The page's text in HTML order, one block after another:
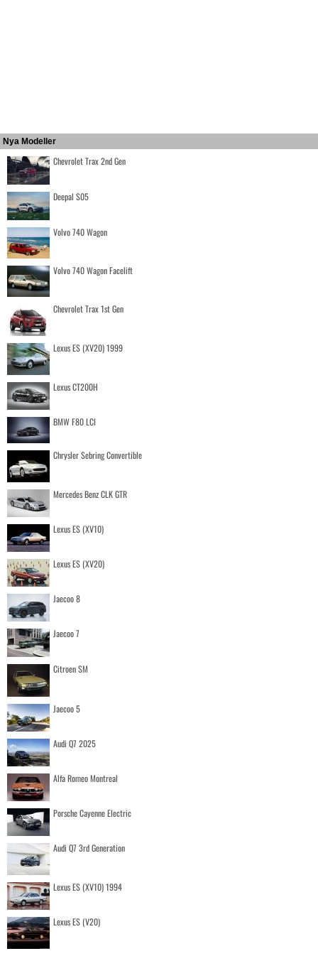
Nya Modeller
Chevrolet Trax 2nd Gen
Deepal S05
Volvo 740 Wagon
Volvo 740 Wagon Facelift
Chevrolet Trax 1st Gen
Lexus ES (XV20) 1999
Lexus CT200H
BMW F80 LCI
Chrysler Sebring Convertible
Mercedes Benz CLK GTR
Lexus ES (XV10)
Lexus ES (XV20)
Jaecoo 8
Jaecoo 7
Citroen SM
Jaecoo 5
Audi Q7 2025
Alfa Romeo Montreal
Porsche Cayenne Electric
Audi Q7 3rd Generation
Lexus ES (XV10) 1994
Lexus ES (V20)